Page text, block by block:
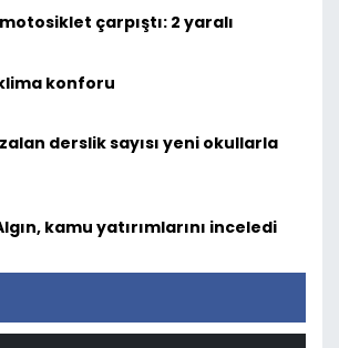
çarpıştı: 2 yaralı
konforu
derslik sayısı yeni okullarla
kamu yatırımlarını inceledi